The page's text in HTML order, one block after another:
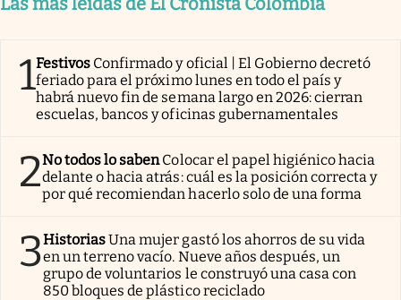
1Festivos Confirmado y oficial | El Gobierno decretó
feriado para el próximo lunes en todo el país y
habrá nuevo fin de semana largo en 2026: cierran
escuelas, bancos y oficinas gubernamentales
2No todos lo sabenColocar el papel higiénico hacia
delante o hacia atrás: cuál es la posición correcta y
por qué recomiendan hacerlo solo de una forma
3HistoriasUna mujer gastó los ahorros de su vida
en un terreno vacío. Nueve años después, un
grupo de voluntarios le construyó una casa con
850 bloques de plástico reciclado